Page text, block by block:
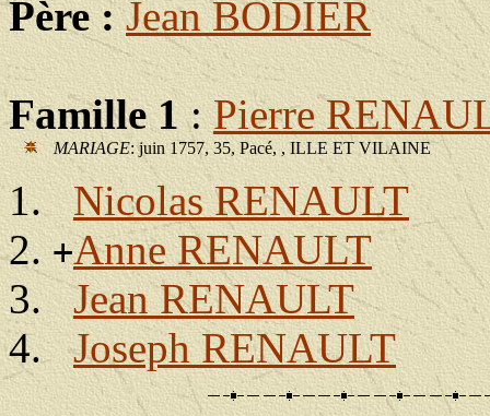
Père :Jean BODIER
Famille 1:Pierre
MARIAGE: juin 1757, 35, Pacé, , ILLE ET VILAINE
Nicolas RENAULT
+Anne RENAULT
Jean RENAULT
Joseph RENAULT